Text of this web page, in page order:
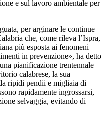
e sul lavoro ambientale per
per arginare le continue
che, come rileva l’Ispra,
più esposta ai fenomeni
in prevenzione», ha detto
pianificazione trentennale
calabrese, la sua
ripidi pendii e migliaia di
rapidamente ingrossarsi,
selvaggia, evitando di